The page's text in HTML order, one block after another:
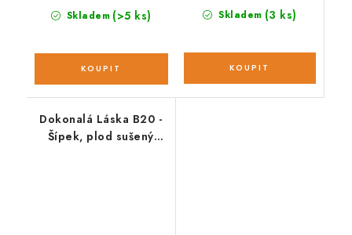
Skladem (>5 ks) Skladem (3 ks)
Dokonalá Láska B20 -
Šípek, plod sušený